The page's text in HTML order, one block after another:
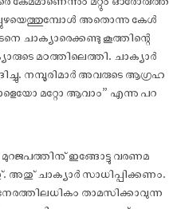
അതൊന്നു കേൾ
ചാക്യാരെക്കണ്ടു കൂത്തിന്റെ
മഠത്തിലെത്തി. ചാക്യാർ
നമ്പൂരിമാർ അവരുടെ ആഗ്രഹ
മറ്റോ ആവാം” എന്നു പറ
മുറജപത്തിനു് ഇങ്ങോട്ടു വരണമ
അതു് ചാക്യാർ സാധിപ്പിക്കണം.
താമസിക്കാവുന്ന